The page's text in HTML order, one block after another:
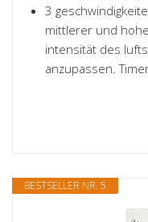
3
mittlerer und
intensität des
anzupassen. Timer
BESTSELLER NR. 5